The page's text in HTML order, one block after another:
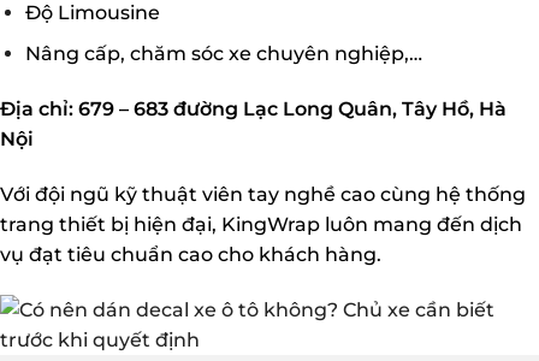
Độ Limousine
Nâng cấp, chăm sóc xe chuyên nghiệp,…
Địa chỉ: 679 – 683 đường Lạc Long Quân, Tây Hồ, Hà
Nội
Với đội ngũ kỹ thuật viên tay nghề cao cùng hệ thống
trang thiết bị hiện đại, KingWrap luôn mang đến dịch
vụ đạt tiêu chuẩn cao cho khách hàng.